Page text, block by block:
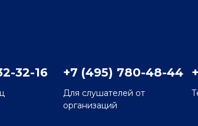
32-16 +7 (495) 780-48-44
Для слушателей от
организаций